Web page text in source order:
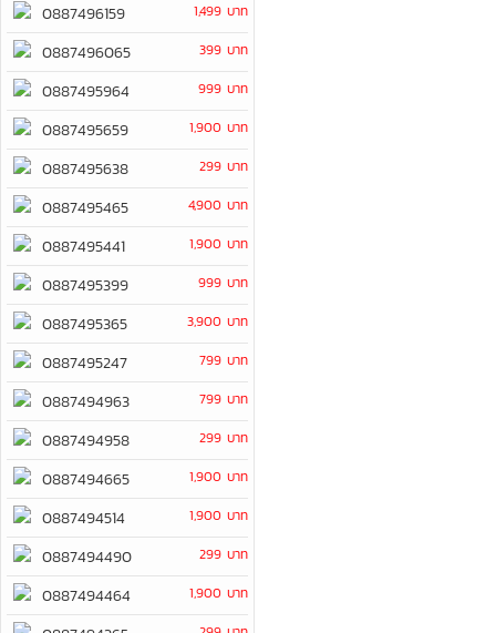
0887496159 1,499 บาท
0887496065 399 บาท
0887495964 999 บาท
0887495659 1,900 บาท
0887495638 299 บาท
0887495465 4,900 บาท
0887495441 1,900 บาท
0887495399 999 บาท
0887495365 3,900 บาท
0887495247 799 บาท
0887494963 799 บาท
0887494958 299 บาท
0887494665 1,900 บาท
0887494514 1,900 บาท
0887494490 299 บาท
0887494464 1,900 บาท